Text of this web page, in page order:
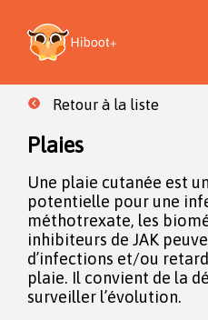
Retour à la liste
Plaies
Une plaie cutanée est
potentielle pour une
méthotrexate, les
inhibiteurs de JAK
d’infections et/ou
plaie. Il convient de la
surveiller l’évolution.